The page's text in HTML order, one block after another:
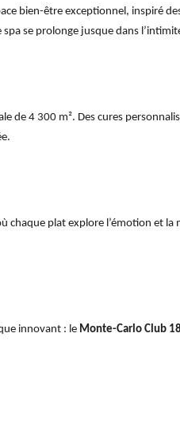
bien-être exceptionnel, inspiré
se prolonge jusque dans
de 4 300 m². Des cures
chaque plat explore l’émotion et la
innovant : le Monte-Carlo Club